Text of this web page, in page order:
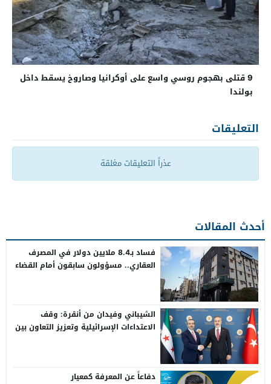
9 قتلى بهجوم روسي واسع على أوكرانيا وصاروخ يسقط داخل
بولندا
التعليقات
عذراً التعليقات مغلقة
أحدث المقالات
فساد بـ8.4 ملايين دولار في المصرف
العقاري.. مسؤولون سابقون أمام القضاء
الشيباني وفيدان من أنقرة: وقف
الاعتداءات الإسرائيلية وتعزيز التعاون بين
دفاعاً عن المعرفة كمعيار